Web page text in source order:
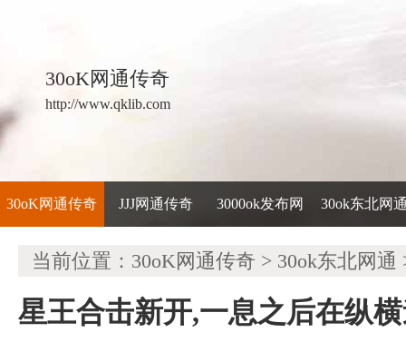
30oK网通传奇
http://www.qklib.com
30oK网通传奇 JJJ网通传奇 3000ok发布网 30ok东北网
当前位置： 30oK网通传奇 > 30ok东北网通
星王合击新开,一息之后在纵